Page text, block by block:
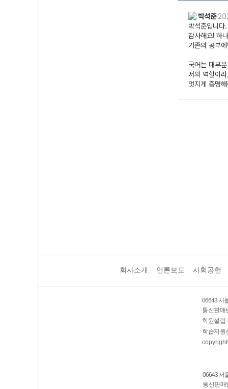
회사소개 언론보도 사회공헌
06643 서
통신판매
학원설립
학습지원
06643 서
통신판매